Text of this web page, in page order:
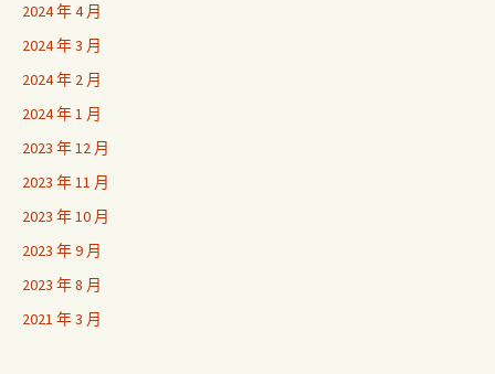
2024 年 4 月
2024 年 3 月
2024 年 2 月
2024 年 1 月
2023 年 12 月
2023 年 11 月
2023 年 10 月
2023 年 9 月
2023 年 8 月
2021 年 3 月